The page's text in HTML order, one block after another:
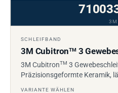
3M
SCHLEIFBAND
3M CubitronTM3
3M CubitronTM 3
Präzisionsgeformte Keramik,
VARIANTE WÄHLEN